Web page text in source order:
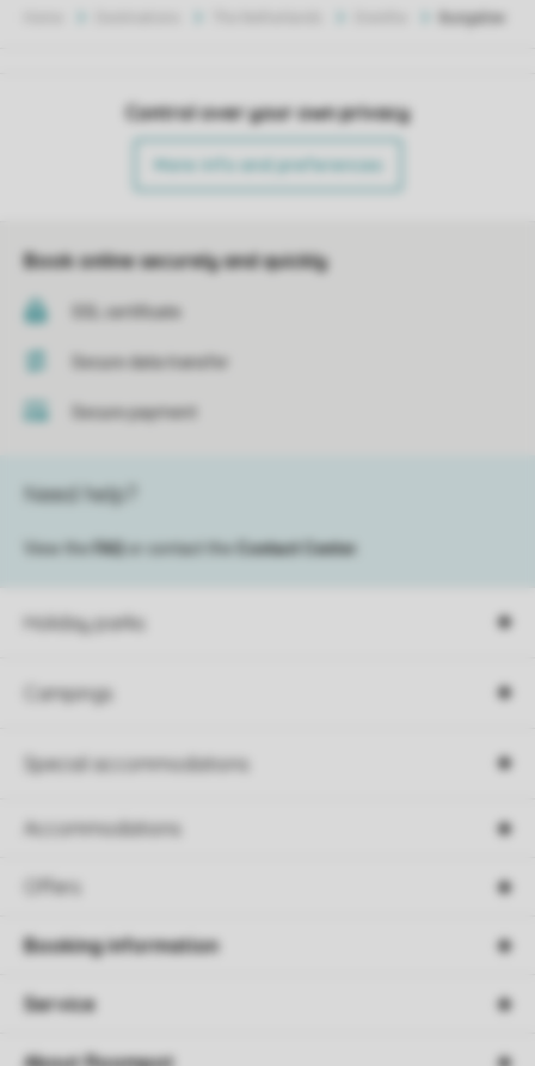
Bungalow
Control over your own privacy
More info and preferences
Book online securely and quickly
SSL certificate
Secure data transfer
Secure payment
Holiday parks
Campings
Special accommodations
Accommodations
Offers
Need help?
View the FAQ or contact the Contact Center
Booking information
Service